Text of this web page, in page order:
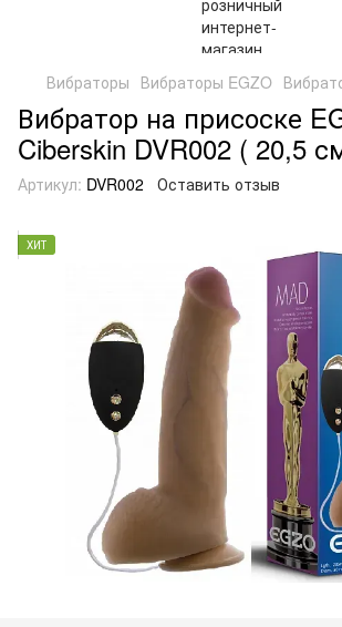
Вибраторы Вибраторы EGZO
Вибратор на присоске
Ciberskin DVR002 ( 20,5
Артикул: DVR002 Оставить отзыв
ХИТ